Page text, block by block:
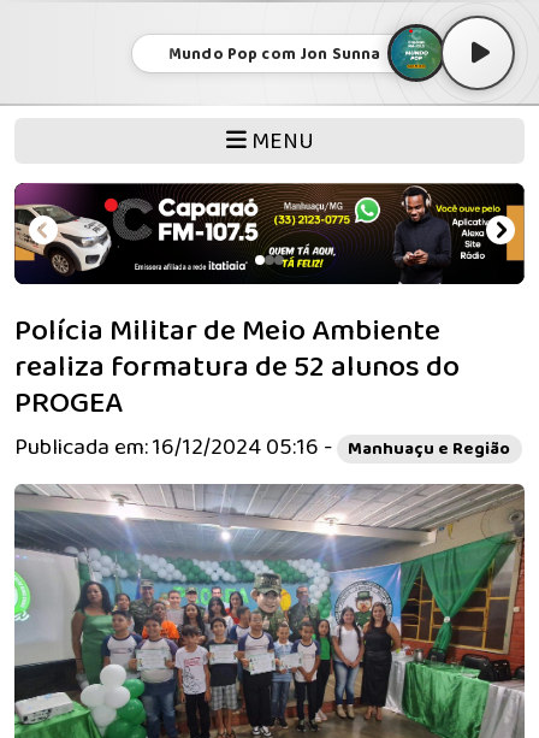
Mundo Pop com Jon Sunna
MENU
Polícia Militar de Meio Ambiente
realiza formatura de 52 alunos do
PROGEA
Publicada em: 16/12/2024 05:16 - Manhuaçu e Região